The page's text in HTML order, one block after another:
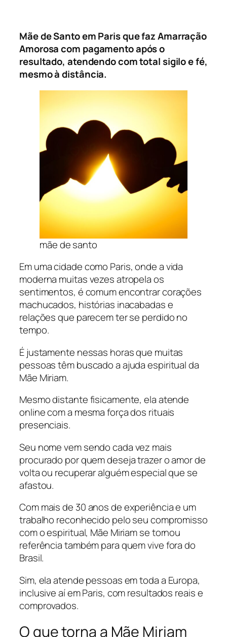
Mãe de Santo em Paris que faz Amarração
Amorosa com pagamento após o
resultado, atendendo com total sigilo e fé,
mesmo à distância.
mãe de santo
Em uma cidade como Paris, onde a vida
moderna muitas vezes atropela os
sentimentos, é comum encontrar corações
machucados, histórias inacabadas e
relações que parecem ter se perdido no
tempo.
É justamente nessas horas que muitas
pessoas têm buscado a ajuda espiritual da
Mãe Miriam.
Mesmo distante fisicamente, ela atende
online com a mesma força dos rituais
presenciais.
Seu nome vem sendo cada vez mais
procurado por quem deseja trazer o amor de
volta ou recuperar alguém especial que se
afastou.
Com mais de 30 anos de experiência e um
trabalho reconhecido pelo seu compromisso
com o espiritual, Mãe Miriam se tornou
referência também para quem vive fora do
Brasil.
Sim, ela atende pessoas em toda a Europa,
inclusive aí em Paris, com resultados reais e
comprovados.
O que torna a Mãe Miriam